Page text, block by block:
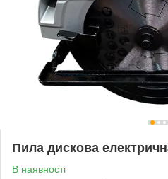
Пила дискова
В наявності